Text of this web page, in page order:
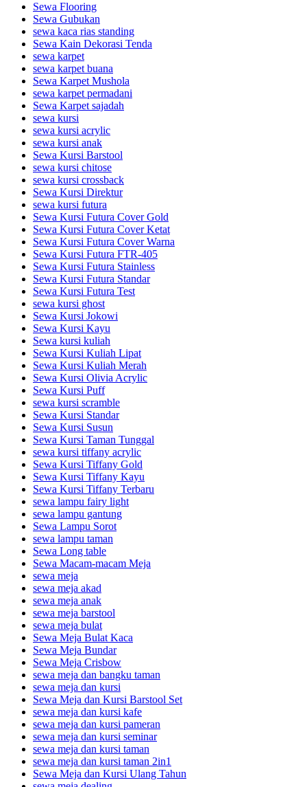
Sewa Flooring
Sewa Gubukan
sewa kaca rias standing
Sewa Kain Dekorasi Tenda
sewa karpet
sewa karpet buana
Sewa Karpet Mushola
sewa karpet permadani
Sewa Karpet sajadah
sewa kursi
sewa kursi acrylic
sewa kursi anak
Sewa Kursi Barstool
sewa kursi chitose
sewa kursi crossback
Sewa Kursi Direktur
sewa kursi futura
Sewa Kursi Futura Cover Gold
Sewa Kursi Futura Cover Ketat
Sewa Kursi Futura Cover Warna
Sewa Kursi Futura FTR-405
Sewa Kursi Futura Stainless
Sewa Kursi Futura Standar
Sewa Kursi Futura Test
sewa kursi ghost
Sewa Kursi Jokowi
Sewa Kursi Kayu
Sewa kursi kuliah
Sewa Kursi Kuliah Lipat
Sewa Kursi Kuliah Merah
Sewa Kursi Olivia Acrylic
Sewa Kursi Puff
sewa kursi scramble
Sewa Kursi Standar
Sewa Kursi Susun
Sewa Kursi Taman Tunggal
sewa kursi tiffany acrylic
Sewa Kursi Tiffany Gold
Sewa Kursi Tiffany Kayu
Sewa Kursi Tiffany Terbaru
sewa lampu fairy light
sewa lampu gantung
Sewa Lampu Sorot
sewa lampu taman
Sewa Long table
Sewa Macam-macam Meja
sewa meja
sewa meja akad
sewa meja anak
sewa meja barstool
sewa meja bulat
Sewa Meja Bulat Kaca
Sewa Meja Bundar
Sewa Meja Crisbow
sewa meja dan bangku taman
sewa meja dan kursi
Sewa Meja dan Kursi Barstool Set
sewa meja dan kursi kafe
sewa meja dan kursi pameran
sewa meja dan kursi seminar
sewa meja dan kursi taman
sewa meja dan kursi taman 2in1
Sewa Meja dan Kursi Ulang Tahun